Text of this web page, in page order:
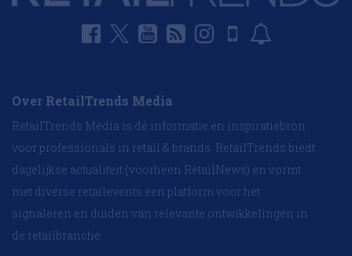
Over RetailTrends Media
RetailTrends Media is dé informatie en inspiratiebron
voor professionals in retail & brands. RetailTrends biedt
dagelijkse actualiteit (voorheen RetailNews) en vormt
met diverse retailevents een platform voor het
signaleren en duiden van relevante ontwikkelingen in
de retailbranche.